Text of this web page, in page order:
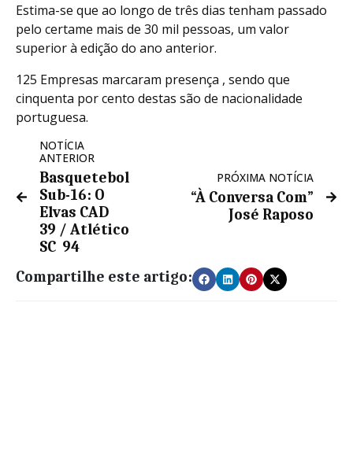
Estima-se que ao longo de três dias tenham passado
pelo certame mais de 30 mil pessoas, um valor
superior à edição do ano anterior.
125 Empresas marcaram presença , sendo que
cinquenta por cento destas são de nacionalidade
portuguesa.
NOTÍCIA
ANTERIOR
Basquetebol
Sub-16: O
Elvas CAD 
39 / Atlético
SC  94
PRÓXIMA NOTÍCIA
“À Conversa Com”
José Raposo
Compartilhe este artigo: